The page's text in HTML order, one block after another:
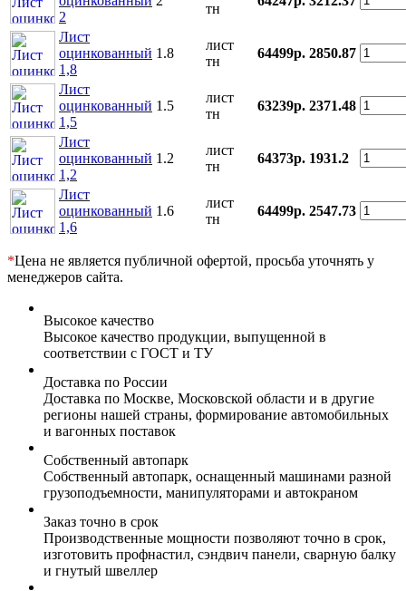
2
тн
Лист
оцинкованный
1,8
1.8
лист
тн
64499р. 2850.87
Лист
оцинкованный
1,5
1.5
лист
тн
63239р. 2371.48
Лист
оцинкованный
1,2
1.2
лист
тн
64373р. 1931.2
Лист
оцинкованный
1,6
1.6
лист
тн
64499р. 2547.73
*Цена не является публичной офертой, просьба уточнять у
менеджеров сайта.
Высокое качество
Высокое качество продукции, выпущенной в
соответствии с ГОСТ и ТУ
Доставка по России
Доставка по Москве, Московской области и в другие
регионы нашей страны, формирование автомобильных
и вагонных поставок
Собственный автопарк
Собственный автопарк, оснащенный машинами разной
грузоподъемности, манипуляторами и автокраном
Заказ точно в срок
Производственные мощности позволяют точно в срок,
изготовить профнастил, сэндвич панели, сварную балку
и гнутый швеллер